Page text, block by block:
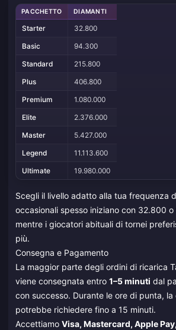
PACCHETTO DIAMANTI
Starter
32.800
Basic
94.300
Standard
215.800
Plus
406.800
Premium
1.080.000
Elite
2.376.000
Master
5.427.000
Legend
11.113.600
Ultimate
19.980.000
Scegli il livello adatto alla tua frequenza
occasionali spesso iniziano con 32.800
mentre i giocatori abituali di tornei
più.
Consegna e Pagamento
La maggior parte degli ordini di ricarica
viene consegnata entro 1–5 minuti dal
con successo. Durante le ore di punta, la
potrebbe richiedere fino a 15 minuti.
Accettiamo Visa, Mastercard, Apple